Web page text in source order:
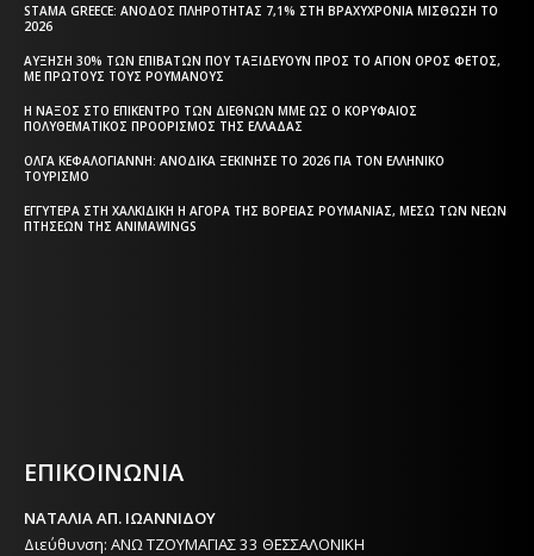
STAMA GREECE: ΆΝΟΔΟΣ ΠΛΗΡΌΤΗΤΑΣ 7,1% ΣΤΗ ΒΡΑΧΥΧΡΌΝΙΑ ΜΊΣΘΩΣΗ ΤΟ
2026
ΑΎΞΗΣΗ 30% ΤΩΝ ΕΠΙΒΑΤΏΝ ΠΟΥ ΤΑΞΙΔΕΎΟΥΝ ΠΡΟΣ ΤΟ ΆΓΙΟΝ ΌΡΟΣ ΦΈΤΟΣ,
ΜΕ ΠΡΏΤΟΥΣ ΤΟΥΣ ΡΟΥΜΆΝΟΥΣ
Η ΝΆΞΟΣ ΣΤΟ ΕΠΊΚΕΝΤΡΟ ΤΩΝ ΔΙΕΘΝΏΝ ΜΜΕ ΩΣ Ο ΚΟΡΥΦΑΊΟΣ
ΠΟΛΥΘΕΜΑΤΙΚΌΣ ΠΡΟΟΡΙΣΜΌΣ ΤΗΣ ΕΛΛΆΔΑΣ
ΌΛΓΑ ΚΕΦΑΛΟΓΙΆΝΝΗ: ΑΝΟΔΙΚΆ ΞΕΚΊΝΗΣΕ ΤΟ 2026 ΓΙΑ ΤΟΝ ΕΛΛΗΝΙΚΌ
ΤΟΥΡΙΣΜΌ
ΕΓΓΎΤΕΡΑ ΣΤΗ ΧΑΛΚΙΔΙΚΉ Η ΑΓΟΡΆ ΤΗΣ ΒΌΡΕΙΑΣ ΡΟΥΜΑΝΊΑΣ, ΜΈΣΩ ΤΩΝ ΝΈΩΝ
ΠΤΉΣΕΩΝ ΤΗΣ ANIMAWINGS
ΕΠΙΚΟΙΝΩΝΙΑ
ΝΑΤΑΛΙΑ ΑΠ. ΙΩΑΝΝΙΔΟΥ
Διεύθυνση: ΑΝΩ ΤΖΟΥΜΑΓΙΑΣ 33 ΘΕΣΣΑΛΟΝΙΚΗ